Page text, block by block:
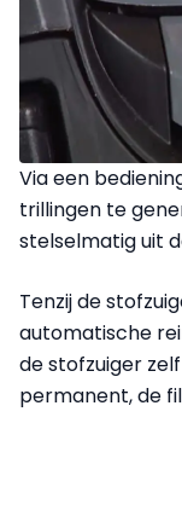
Via een
trillingen te
stelselmatig uit
Tenzij de
automatische
de stofzuiger
permanent, de